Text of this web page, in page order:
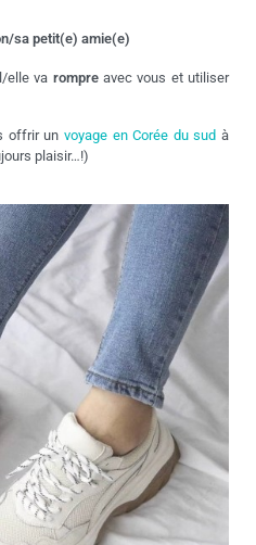
sa petit(e) amie(e)
elle va rompreavec vous et utiliser
offrir unvoyage en Corée du sud à
plaisir…!)